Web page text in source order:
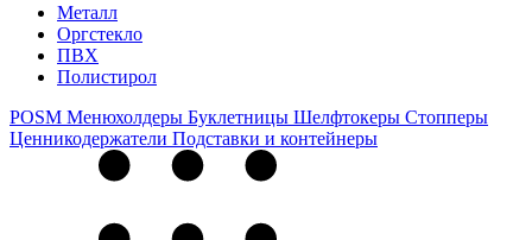
Металл
Оргстекло
ПВХ
Полистирол
POSM Менюхолдеры Буклетницы Шелфтокеры Стопперы
Ценникодер­жа­те­ли Подставки и контейнеры